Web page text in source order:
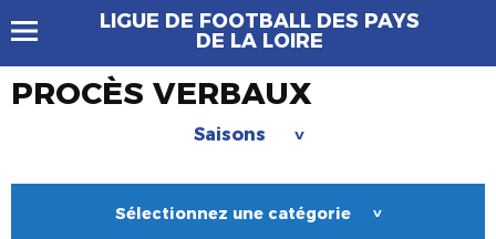
LIGUE DE FOOTBALL DES PAYS
DE LA LOIRE
PROCÈS VERBAUX
Saisons >
Sélectionnez une catégorie >